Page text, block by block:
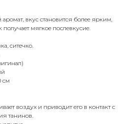
вкус становится более ярким,
мягкое послевкусие.
ситечко.
см
воздух и приводит его в контакт с
танинов.